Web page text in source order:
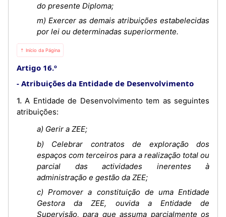
do presente Diploma;
m) Exercer as demais atribuições estabelecidas
por lei ou determinadas superiormente.
⇡ Início da Página
Artigo 16.º
Atribuições da Entidade de Desenvolvimento
1. A Entidade de Desenvolvimento tem as seguintes
atribuições:
a) Gerir a ZEE;
b) Celebrar contratos de exploração dos
espaços com terceiros para a realização total ou
parcial das actividades inerentes à
administração e gestão da ZEE;
c) Promover a constituição de uma Entidade
Gestora da ZEE, ouvida a Entidade de
Supervisão, para que assuma parcialmente os